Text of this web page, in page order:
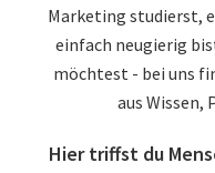
Marketing studierst,
einfach neugierig
möchtest - bei uns
aus Wissen,
Hier triffst du